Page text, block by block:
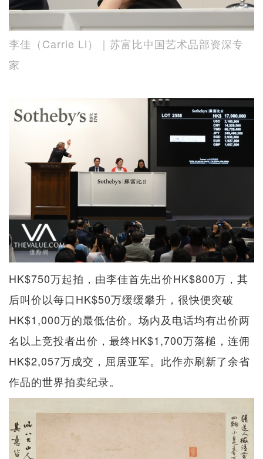
李佳（Carrie Li）｜苏富比中国艺术品部资深专
家
HK$750万起拍，由李佳首先出价HK$800万，其
后叫价以每口HK$50万缓缓攀升，很快便突破
HK$1,000万的最低估价。场内及电话均有出价两
名以上竞投者出价，最终HK$1,700万落槌，连佣
HK$2,057万成交，屈居亚军。此作亦刷新了余省
作品的世界拍卖纪录。